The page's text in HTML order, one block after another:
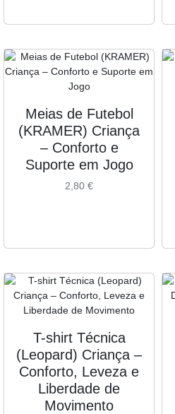
Meias de Futebol
(KRAMER) Criança
– Conforto e
Suporte em Jogo
2,80 €
T-shirt Técnica
(Leopard) Criança –
Conforto, Leveza e
Liberdade de
Movimento